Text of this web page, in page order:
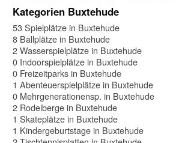
Kategorien Buxtehude
53 Spielplätze in Buxtehude
8 Ballplätze in Buxtehude
2 Wasserspielplätze in Buxtehude
0 Indoorspielplätze in Buxtehude
0 Freizeitparks in Buxtehude
1 Abenteuerspielplätze in Buxtehude
0 Mehrgenerationensp. in Buxtehude
2 Rodelberge in Buxtehude
1 Skateplätze in Buxtehude
1 Kindergeburtstage in Buxtehude